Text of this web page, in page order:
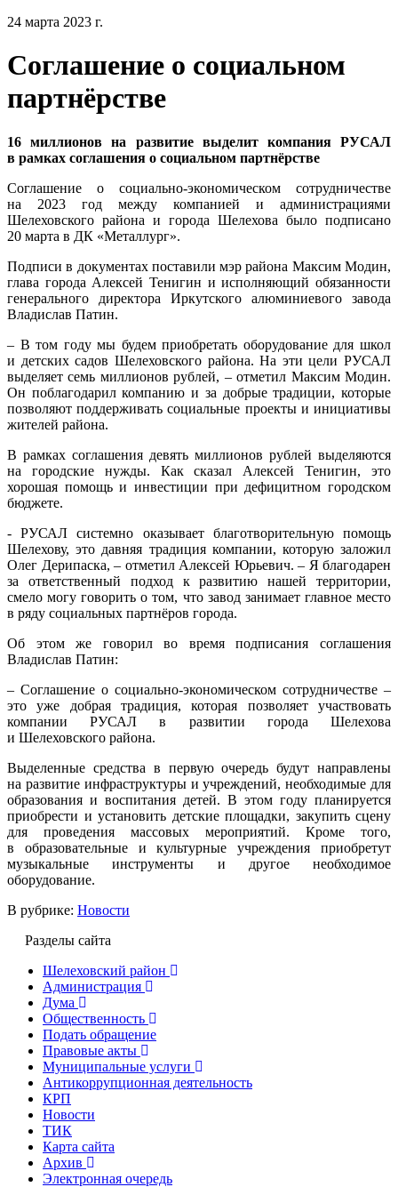
24 марта 2023 г.
Соглашение о социальном
партнёрстве
16 миллионов на развитие выделит компания РУСАЛ
в рамках соглашения о социальном партнёрстве
Соглашение о социально-экономическом сотрудничестве
на 2023 год между компанией и администрациями
Шелеховского района и города Шелехова было подписано
20 марта в ДК «Металлург».
Подписи в документах поставили мэр района Максим Модин,
глава города Алексей Тенигин и исполняющий обязанности
генерального директора Иркутского алюминиевого завода
Владислав Патин.
– В том году мы будем приобретать оборудование для школ
и детских садов Шелеховского района. На эти цели РУСАЛ
выделяет семь миллионов рублей, – отметил Максим Модин.
Он поблагодарил компанию и за добрые традиции, которые
позволяют поддерживать социальные проекты и инициативы
жителей района.
В рамках соглашения девять миллионов рублей выделяются
на городские нужды. Как сказал Алексей Тенигин, это
хорошая помощь и инвестиции при дефицитном городском
бюджете.
- РУСАЛ системно оказывает благотворительную помощь
Шелехову, это давняя традиция компании, которую заложил
Олег Дерипаска, – отметил Алексей Юрьевич. – Я благодарен
за ответственный подход к развитию нашей территории,
смело могу говорить о том, что завод занимает главное место
в ряду социальных партнёров города.
Об этом же говорил во время подписания соглашения
Владислав Патин:
– Соглашение о социально-экономическом сотрудничестве –
это уже добрая традиция, которая позволяет участвовать
компании РУСАЛ в развитии города Шелехова
и Шелеховского района.
Выделенные средства в первую очередь будут направлены
на развитие инфраструктуры и учреждений, необходимые для
образования и воспитания детей. В этом году планируется
приобрести и установить детские площадки, закупить сцену
для проведения массовых мероприятий. Кроме того,
в образовательные и культурные учреждения приобретут
музыкальные инструменты и другое необходимое
оборудование.
В рубрике: Новости
Разделы сайта
Шелеховский район
Администрация
Дума
Общественность
Подать обращение
Правовые акты
Муниципальные услуги
Антикоррупционная деятельность
КРП
Новости
ТИК
Карта сайта
Архив
Электронная очередь